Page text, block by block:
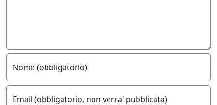
Nome (obbligatorio)
Email (obbligatorio, non verra' pubblicata)